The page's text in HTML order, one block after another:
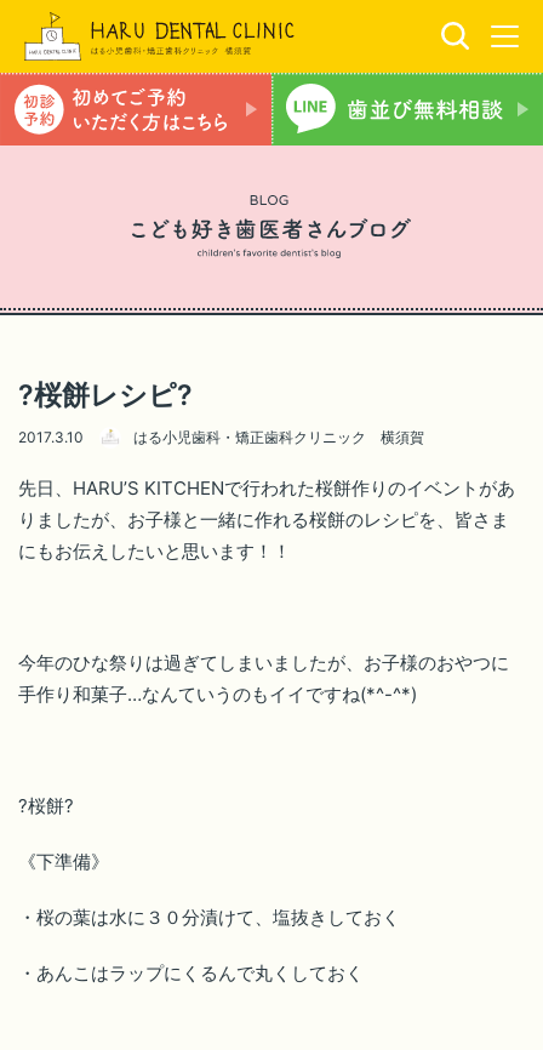
?桜餅レシピ?
2017.3.10 はる小児歯科・矯正歯科クリニック 横須賀
先日、HARU’S KITCHENで行われた桜餅作りのイベントがあ
りましたが、お子様と一緒に作れる桜餅のレシピを、皆さま
にもお伝えしたいと思います！！
今年のひな祭りは過ぎてしまいましたが、お子様のおやつに
手作り和菓子…なんていうのもイイですね(*^-^*)
?桜餅?
《下準備》
・桜の葉は水に３０分漬けて、塩抜きしておく
・あんこはラップにくるんで丸くしておく